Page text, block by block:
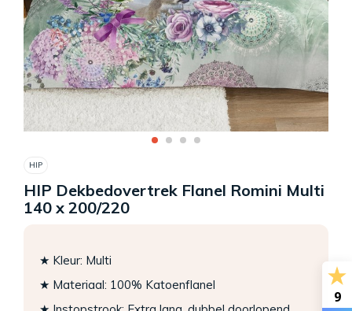
HIP
HIP Dekbedovertrek Flanel Romini Multi
140 x 200/220
★ Kleur: Multi
★ Materiaal: 100% Katoenflanel
9